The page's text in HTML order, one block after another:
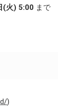
(火) 5:00 まで
)